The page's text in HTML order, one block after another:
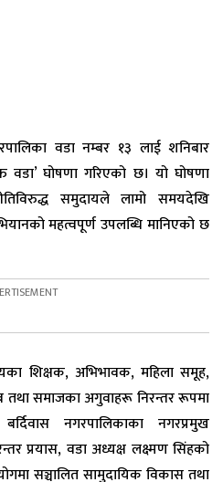
वडा नम्बर १३ लाई शनिबार
वडा’ घोषणा गरिएको छ। यो घोषणा
समुदायले लामो समयदेखि
महत्वपूर्ण उपलब्धि मानिएको छ
शिक्षक, अभिभावक, महिला समूह,
समाजका अगुवाहरू निरन्तर रूपमा
नगरपालिकाका नगरप्रमुख
प्रयास, वडा अध्यक्ष लक्ष्मण सिंहको
सञ्चालित सामुदायिक विकास तथा